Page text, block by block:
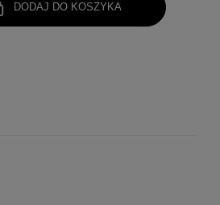
DODAJ DO KOSZYKA